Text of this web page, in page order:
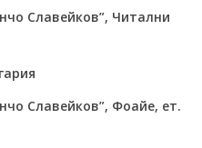
Славейков”, Читални
Славейков”, Фоайе, ет.